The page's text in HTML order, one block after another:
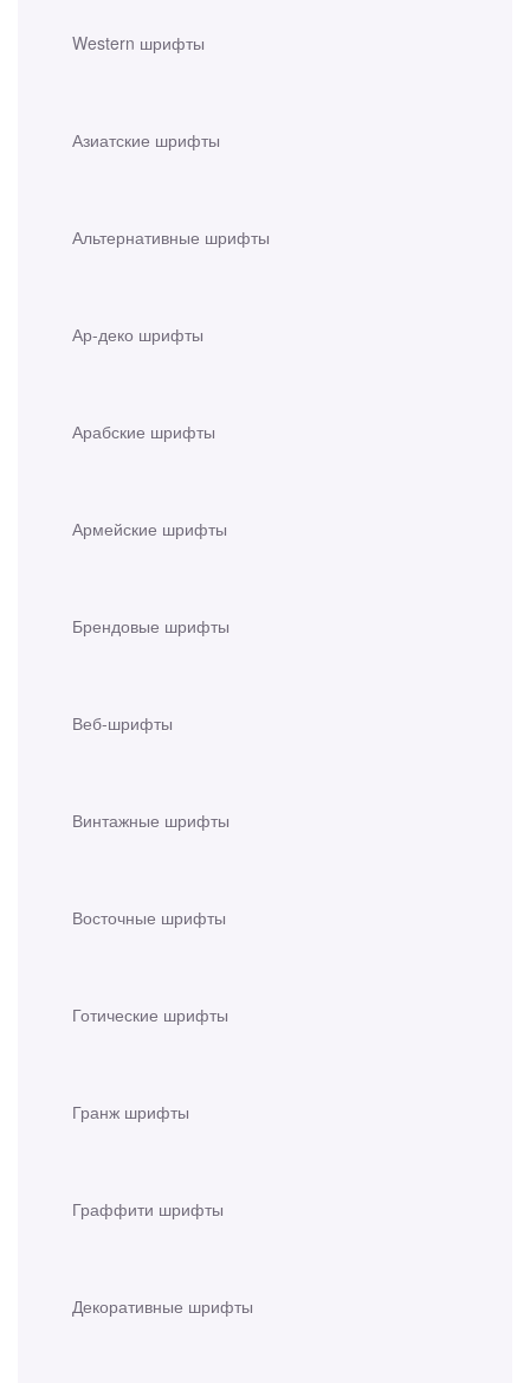
Western шрифты
Азиатские шрифты
Альтернативные шрифты
Ар-деко шрифты
Арабские шрифты
Армейские шрифты
Брендовые шрифты
Веб-шрифты
Винтажные шрифты
Восточные шрифты
Готические шрифты
Гранж шрифты
Граффити шрифты
Декоративные шрифты